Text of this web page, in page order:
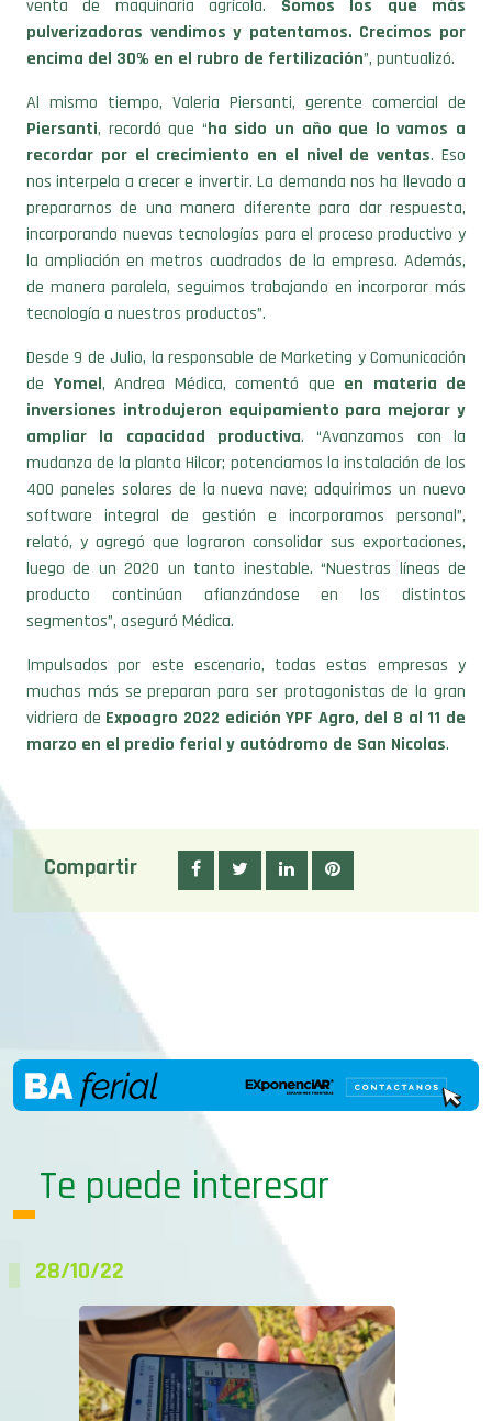
venta de maquinaria agrícola. Somos los que más
pulverizadoras vendimos y patentamos. Crecimos por
encima del 30% en el rubro de fertilización”, puntualizó.
Al mismo tiempo, Valeria Piersanti, gerente comercial de
Piersanti, recordó que “ha sido un año que lo vamos a
recordar por el crecimiento en el nivel de ventas. Eso
nos interpela a crecer e invertir. La demanda nos ha llevado a
prepararnos de una manera diferente para dar respuesta,
incorporando nuevas tecnologías para el proceso productivo y
la ampliación en metros cuadrados de la empresa. Además,
de manera paralela, seguimos trabajando en incorporar más
tecnología a nuestros productos”.
Desde 9 de Julio, la responsable de Marketing y Comunicación
de Yomel, Andrea Médica, comentó que en materia de
inversiones introdujeron equipamiento para mejorar y
ampliar la capacidad productiva. “Avanzamos con la
mudanza de la planta Hilcor; potenciamos la instalación de los
400 paneles solares de la nueva nave; adquirimos un nuevo
software integral de gestión e incorporamos personal”,
relató, y agregó que lograron consolidar sus exportaciones,
luego de un 2020 un tanto inestable. “Nuestras líneas de
producto continúan afianzándose en los distintos
segmentos”, aseguró Médica.
Impulsados por este escenario, todas estas empresas y
muchas más se preparan para ser protagonistas de la gran
vidriera de Expoagro 2022 edición YPF Agro, del 8 al 11 de
marzo en el predio ferial y autódromo de San Nicolas.
Compartir
Te puede interesar
28/10/22